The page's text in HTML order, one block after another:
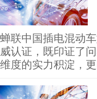
蝉联中国插电混动
威认证，既印证了
维度的实力积淀